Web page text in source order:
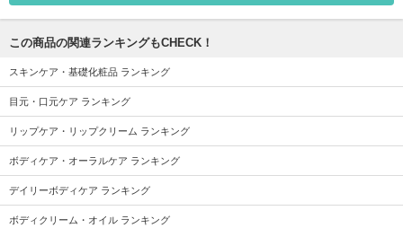
この商品の関連ランキングもCHECK！
スキンケア・基礎化粧品 ランキング
目元・口元ケア ランキング
リップケア・リップクリーム ランキング
ボディケア・オーラルケア ランキング
デイリーボディケア ランキング
ボディクリーム・オイル ランキング